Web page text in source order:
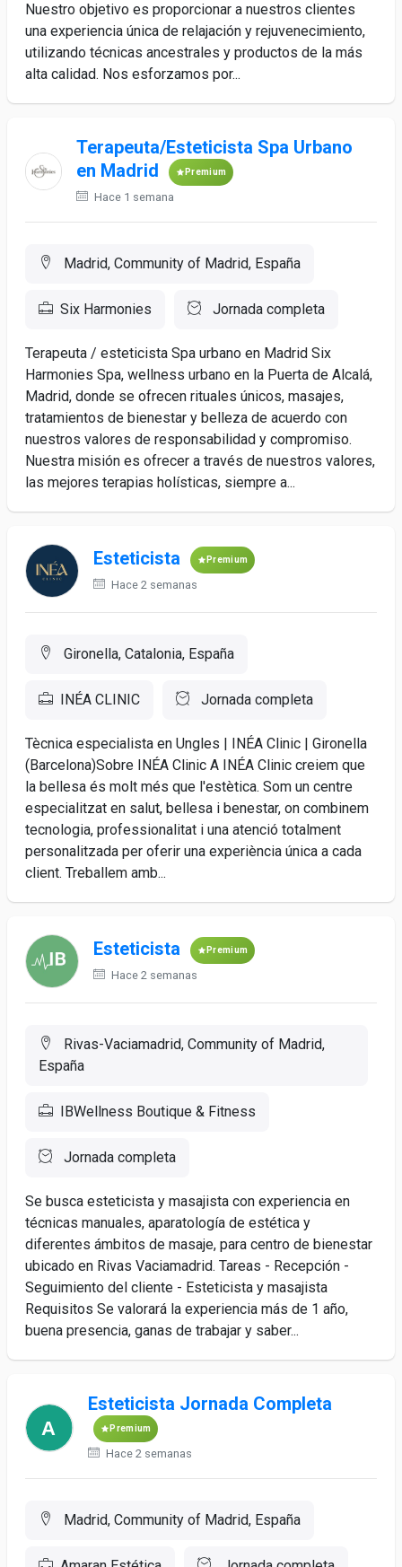
Nuestro objetivo es proporcionar a nuestros clientes
una experiencia única de relajación y rejuvenecimiento,
utilizando técnicas ancestrales y productos de la más
alta calidad. Nos esforzamos por...
Terapeuta/Esteticista Spa Urbano
en Madrid
Premium
Hace 1 semana
Madrid, Community of Madrid, España
Six Harmonies Jornada completa
Terapeuta / esteticista Spa urbano en Madrid Six
Harmonies Spa, wellness urbano en la Puerta de Alcalá,
Madrid, donde se ofrecen rituales únicos, masajes,
tratamientos de bienestar y belleza de acuerdo con
nuestros valores de responsabilidad y compromiso.
Nuestra misión es ofrecer a través de nuestros valores,
las mejores terapias holísticas, siempre a...
Esteticista Premium
Hace 2 semanas
Gironella, Catalonia, España
INÉA CLINIC Jornada completa
Tècnica especialista en Ungles | INÉA Clinic | Gironella
(Barcelona)Sobre INÉA Clinic A INÉA Clinic creiem que
la bellesa és molt més que l'estètica. Som un centre
especialitzat en salut, bellesa i benestar, on combinem
tecnologia, professionalitat i una atenció totalment
personalitzada per oferir una experiència única a cada
client. Treballem amb...
Esteticista Premium
Hace 2 semanas
Rivas-Vaciamadrid, Community of Madrid,
España
IBWellness Boutique & Fitness
Jornada completa
Se busca esteticista y masajista con experiencia en
técnicas manuales, aparatología de estética y
diferentes ámbitos de masaje, para centro de bienestar
ubicado en Rivas Vaciamadrid. Tareas - Recepción -
Seguimiento del cliente - Esteticista y masajista
Requisitos Se valorará la experiencia más de 1 año,
buena presencia, ganas de trabajar y saber...
Esteticista Jornada Completa
Premium
Hace 2 semanas
Madrid, Community of Madrid, España